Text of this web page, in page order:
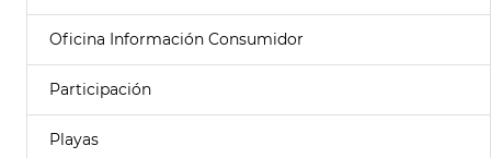
Oficina Información Consumidor
Participación
Playas